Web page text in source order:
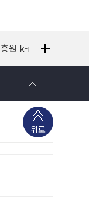
원 k-mooc
위로